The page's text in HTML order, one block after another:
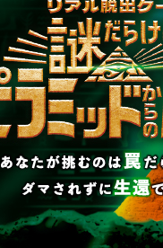
キュ
…
【
禁